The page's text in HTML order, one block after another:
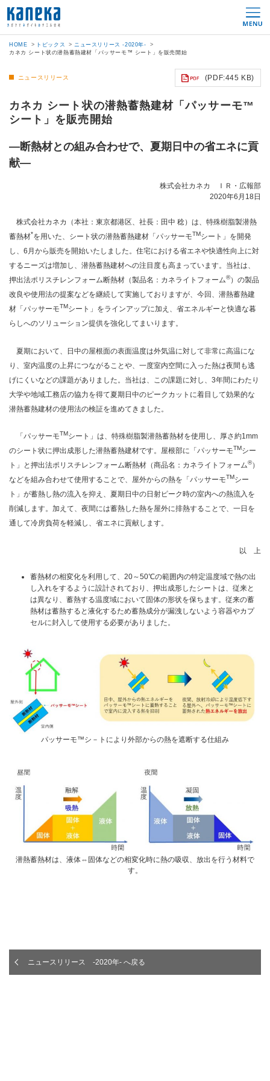
HOME トピックス
ニュースリリース -2020年-
カネカ シート状の潜熱蓄熱建材「パッサーモ™ シート」を販売開始
ニュースリリース (PDF:445 KB)
カネカ シート状の潜熱蓄熱建材「パッサーモ™
シート」を販売開始
—断熱材との組み合わせで、夏期日中の省エネに貢
献—
株式会社カネカ ＩＲ・広報部
2020年6月18日
株式会社カネカ（本社：東京都港区、社長：田中 稔）は、特殊樹脂製潜熱
蓄熱材*を用いた、シート状の潜熱蓄熱建材「パッサーモTMシート」を開発
し、6月から販売を開始いたしました。住宅における省エネや快適性向上に対
するニーズは増加し、潜熱蓄熱建材への注目度も高まっています。当社は、
押出法ポリスチレンフォーム断熱材（製品名：カネライトフォーム®）の製品
改良や使用法の提案などを継続して実施しておりますが、今回、潜熱蓄熱建
材「パッサーモTMシート」をラインアップに加え、省エネルギーと快適な暮
らしへのソリューション提供を強化してまいります。
夏期において、日中の屋根面の表面温度は外気温に対して非常に高温にな
り、室内温度の上昇につながることや、一度室内空間に入った熱は夜間も逃
げにくいなどの課題がありました。当社は、この課題に対し、3年間にわたり
大学や地域工務店の協力を得て夏期日中のピークカットに着目して効果的な
潜熱蓄熱建材の使用法の検証を進めてきました。
「パッサーモTMシート」は、特殊樹脂製潜熱蓄熱材を使用し、厚さ約1mm
のシート状に押出成形した潜熱蓄熱建材です。屋根部に「パッサーモTMシー
ト」と押出法ポリスチレンフォーム断熱材（商品名：カネライトフォーム®）
などを組み合わせて使用することで、屋外からの熱を「パッサーモTMシー
ト」が蓄熱し熱の流入を抑え、夏期日中の日射ピーク時の室内への熱流入を
削減します。加えて、夜間には蓄熱した熱を屋外に排熱することで、一日を
通して冷房負荷を軽減し、省エネに貢献します。
以 上
蓄熱材の相変化を利用して、20～50℃の範囲内の特定温度域で熱の出
し入れをするように設計されており、押出成形したシートは、従来と
は異なり、蓄熱する温度域において固体の形状を保ちます。従来の蓄
熱材は蓄熱すると液化するため蓄熱成分が漏洩しないよう容器やカプ
セルに封入して使用する必要がありました。
パッサーモ™シ－トにより外部からの熱を遮断する仕組み
潜熱蓄熱材は、液体⇔固体などの相変化時に熱の吸収、放出を行う材料で
す。
ニュースリリース -2020年- へ戻る